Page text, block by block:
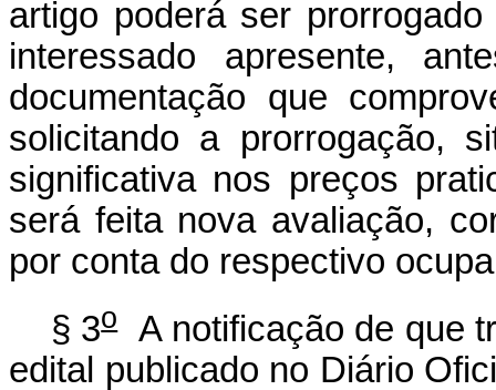
artigo poderá ser
interessado apresente,
documentação que
solicitando a prorrogação,
significativa nos preços
será feita nova avaliação,
por conta do respectivo
§ 3oA notificação de que
edital publicado no Diário